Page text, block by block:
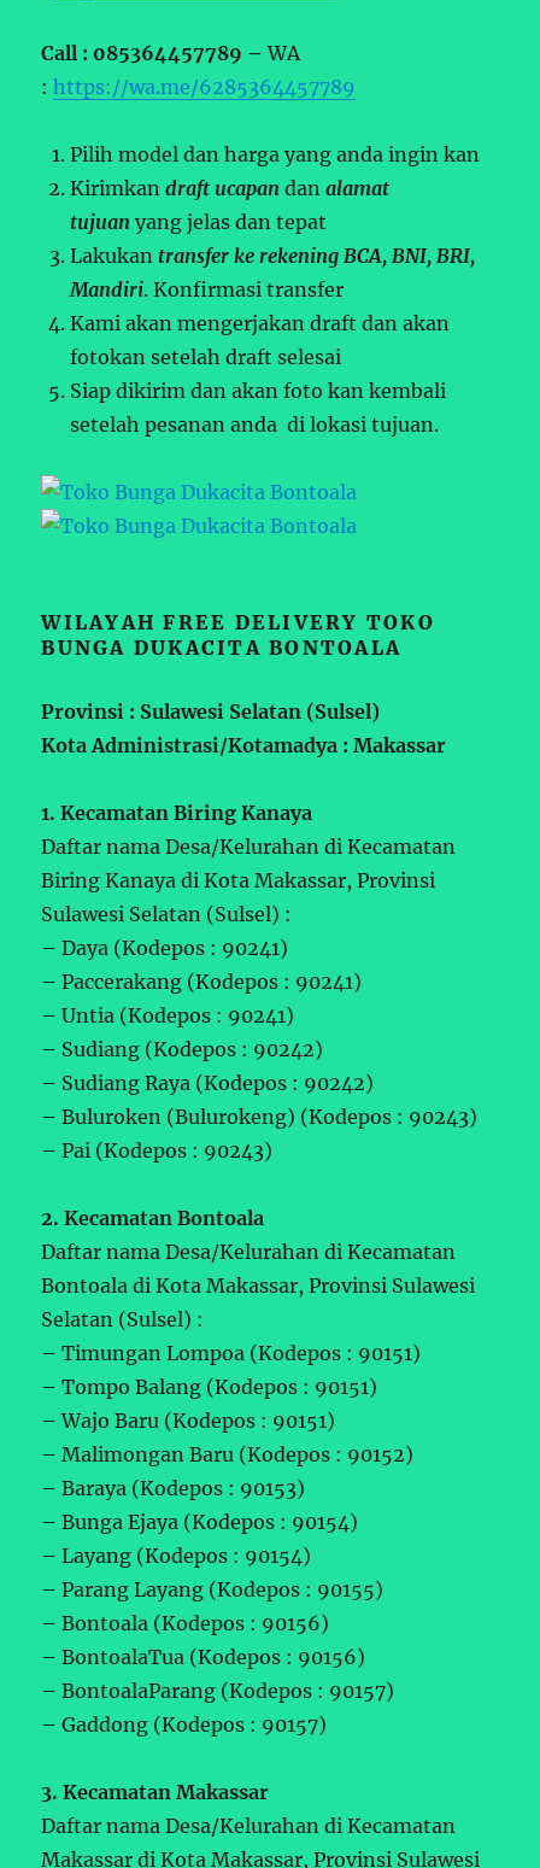
Call : 085364457789 –WA
:https://wa.me/6285364457789
Pilih model dan harga yang anda ingin kan
Kirimkandraft ucapan danalamat
tujuan yang jelas dan tepat
Lakukan transfer ke rekening BCA, BNI, BRI,
Mandiri. Konfirmasi transfer
Kami akan mengerjakan draft dan akan
fotokan setelah draft selesai
Siap dikirim dan akan foto kan kembali
setelah pesanan anda di lokasi tujuan.
WILAYAH FREE DELIVERY TOKO
BUNGA DUKACITA BONTOALA
Provinsi : Sulawesi Selatan (Sulsel)
Kota Administrasi/Kotamadya : Makassar
1. Kecamatan Biring Kanaya
Daftar nama Desa/Kelurahan di Kecamatan
Biring Kanaya di Kota Makassar, Provinsi
Sulawesi Selatan (Sulsel) :
– Daya (Kodepos : 90241)
– Paccerakang (Kodepos : 90241)
– Untia (Kodepos : 90241)
– Sudiang (Kodepos : 90242)
– Sudiang Raya (Kodepos : 90242)
– Buluroken (Bulurokeng) (Kodepos : 90243)
– Pai (Kodepos : 90243)
2. Kecamatan Bontoala
Daftar nama Desa/Kelurahan di Kecamatan
Bontoala di Kota Makassar, Provinsi Sulawesi
Selatan (Sulsel) :
– Timungan Lompoa (Kodepos : 90151)
– Tompo Balang (Kodepos : 90151)
– Wajo Baru (Kodepos : 90151)
– Malimongan Baru (Kodepos : 90152)
– Baraya (Kodepos : 90153)
– Bunga Ejaya (Kodepos : 90154)
– Layang (Kodepos : 90154)
– Parang Layang (Kodepos : 90155)
– Bontoala (Kodepos : 90156)
– BontoalaTua (Kodepos : 90156)
– BontoalaParang (Kodepos : 90157)
– Gaddong (Kodepos : 90157)
3. Kecamatan Makassar
Daftar nama Desa/Kelurahan di Kecamatan
Makassar di Kota Makassar, Provinsi Sulawesi